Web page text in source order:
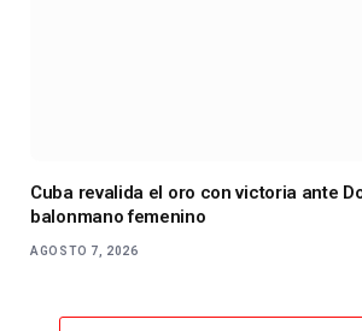
Cuba revalida el oro con victoria ante
balonmano femenino
AGOSTO 7, 2026